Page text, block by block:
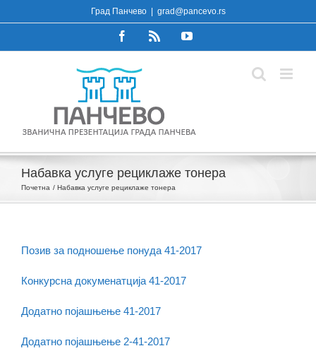
to
Град Панчево grad@pancevo.rs
FacebookRss YouTube
Набавка услуге рециклаже тонера
Почетна Набавка услуге рециклаже тонера
Позив за подношење понуда 41-2017
Конкурсна докуменатција 41-2017
Додатно појашњење 41-2017
Додатно појашњење 2-41-2017